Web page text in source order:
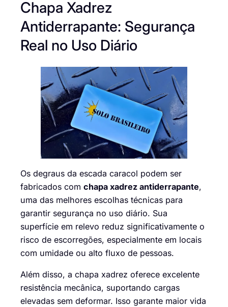
Chapa Xadrez
Antiderrapante: Segurança
Real no Uso Diário
Os degraus da escada caracol podem ser
fabricados com chapa xadrez antiderrapante,
uma das melhores escolhas técnicas para
garantir segurança no uso diário. Sua
superfície em relevo reduz significativamente o
risco de escorregões, especialmente em locais
com umidade ou alto fluxo de pessoas.
Além disso, a chapa xadrez oferece excelente
resistência mecânica, suportando cargas
elevadas sem deformar. Isso garante maior vida